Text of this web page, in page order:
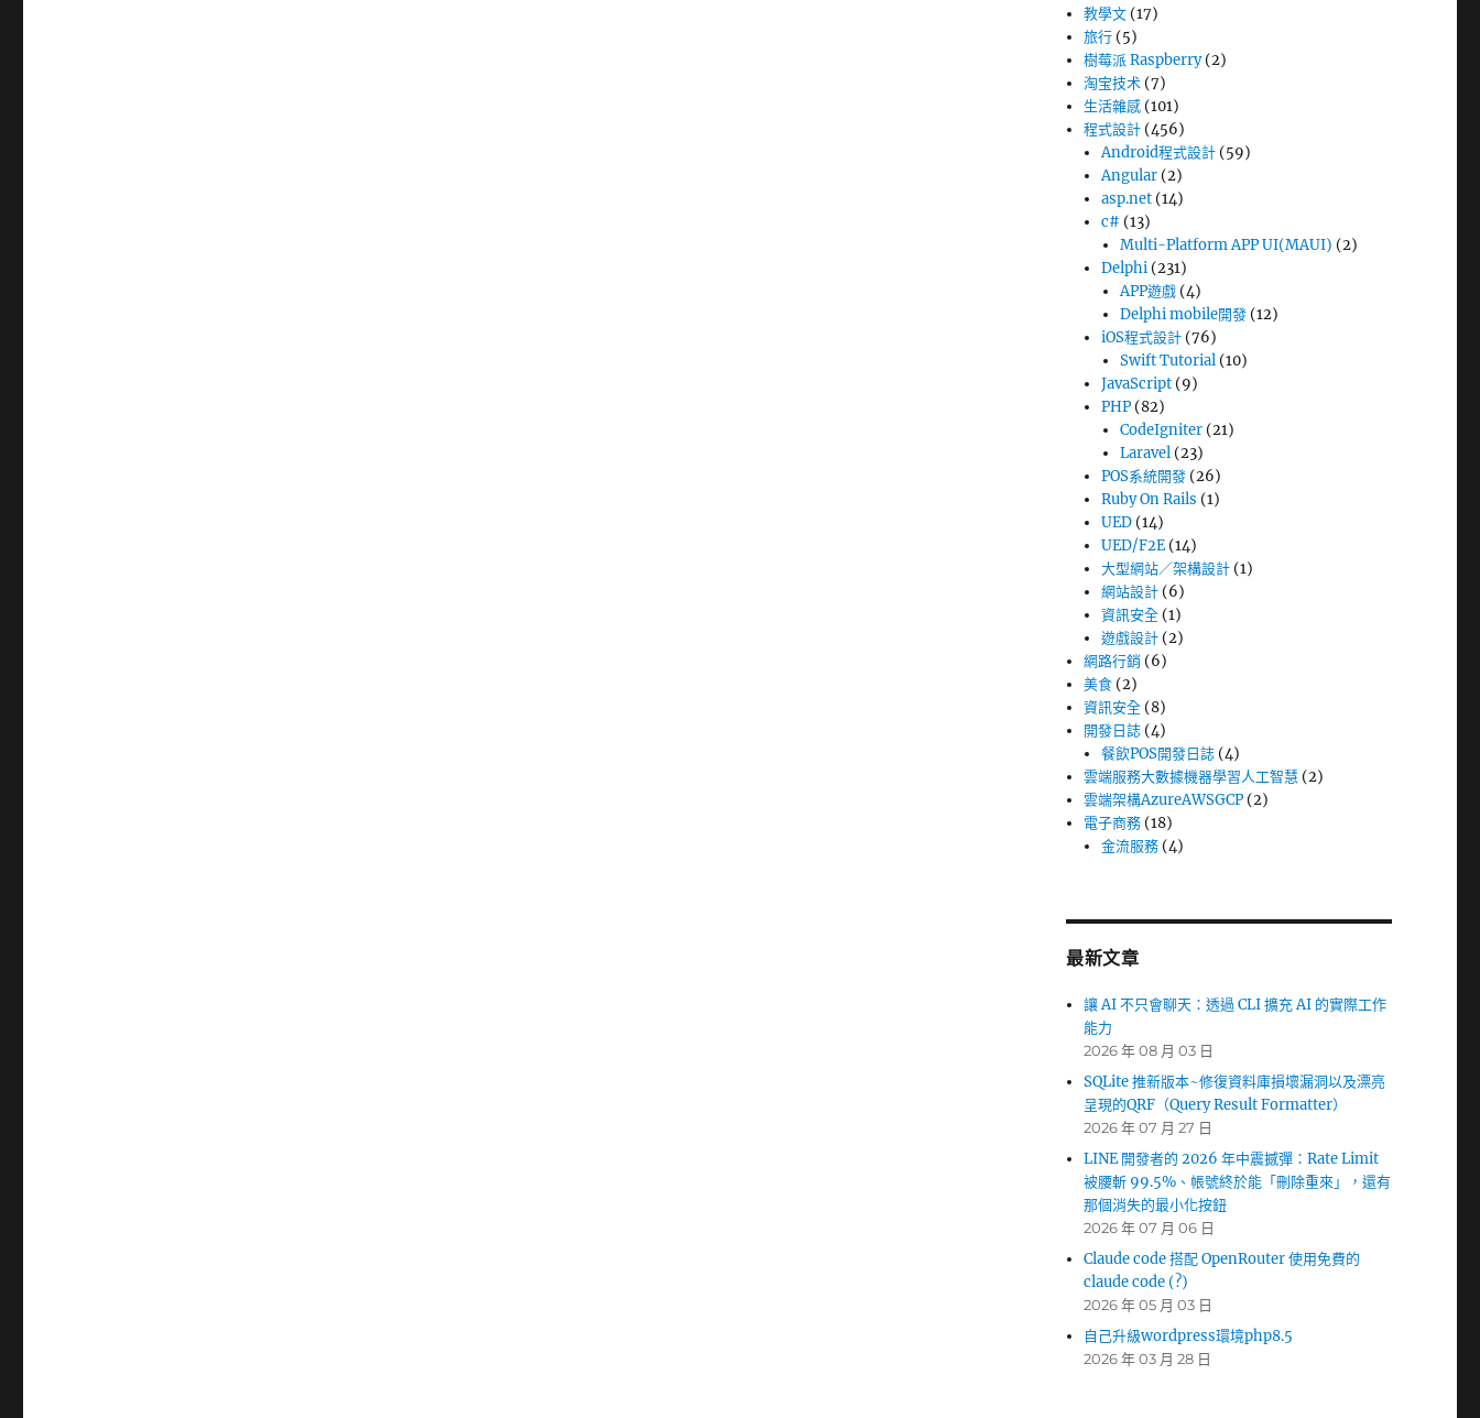
教學文 (17)
旅行 (5)
樹莓派 Raspberry(2)
淘宝技术 (7)
生活雜感 (101)
程式設計 (456)
Android程式設計 (59)
Angular (2)
asp.net (14)
c# (13)
Multi-Platform APP UI(MAUI) (2)
Delphi (231)
APP遊戲(4)
Delphi mobile開發(12)
iOS程式設計 (76)
Swift Tutorial(10)
JavaScript (9)
PHP (82)
CodeIgniter(21)
Laravel(23)
POS系統開發 (26)
Ruby On Rails (1)
UED (14)
UED/F2E (14)
大型網站／架構設計 (1)
網站設計 (6)
資訊安全 (1)
遊戲設計 (2)
網路行銷 (6)
美食 (2)
資訊安全 (8)
開發日誌 (4)
餐飲POS開發日誌 (4)
雲端服務大數據機器學習人工智慧 (2)
雲端架構AzureAWSGCP (2)
電子商務 (18)
金流服務 (4)
最新文章
讓 AI 不只會聊天：透過 CLI 擴充 AI 的實際工作
能力
2026 年 08 月 03 日
SQLite 推新版本~修復資料庫損壞漏洞以及漂亮
呈現的QRF（Query Result Formatter）
2026 年 07 月 27 日
LINE 開發者的 2026 年中震撼彈：Rate Limit
被腰斬 99.5%、帳號終於能「刪除重來」，還有
那個消失的最小化按鈕
2026 年 07 月 06 日
Claude code 搭配 OpenRouter 使用免費的
claude code (?)
2026 年 05 月 03 日
自己升級wordpress環境php8.5
2026 年 03 月 28 日